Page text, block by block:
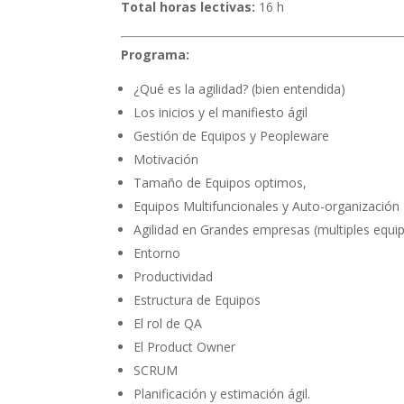
Total horas lectivas: 16 h
Programa:
¿Qué es la agilidad? (bien entendida)
Los inicios y el manifiesto ágil
Gestión de Equipos y Peopleware
Motivación
Tamaño de Equipos optimos,
Equipos Multifuncionales y Auto-organización
Agilidad en Grandes empresas (multiples
Entorno
Productividad
Estructura de Equipos
El rol de QA
El Product Owner
SCRUM
Planificación y estimación ágil.